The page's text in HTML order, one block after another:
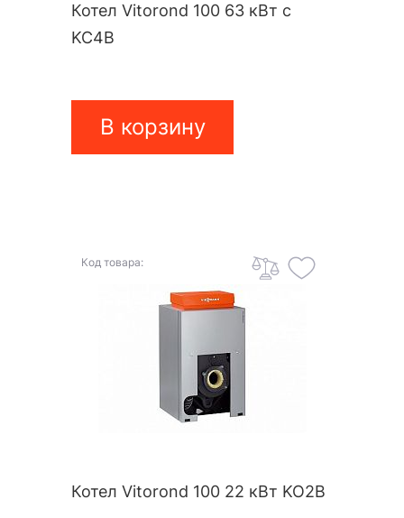
Котел Vitorond 100 63 кВт с
KC4B
В корзину
Код товара:
Котел Vitorond 100 22 кВт KO2B